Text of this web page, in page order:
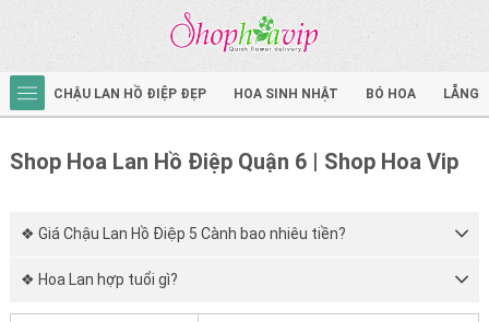
CHẬU LAN HỒ ĐIỆP ĐẸP HOA SINH NHẬT BÓ HOA LẴNG
Shop Hoa Lan Hồ Điệp Quận 6 | Shop Hoa Vip
❖ Giá Chậu Lan Hồ Điệp 5 Cành bao nhiêu tiền?
❖ Hoa Lan hợp tuổi gì?